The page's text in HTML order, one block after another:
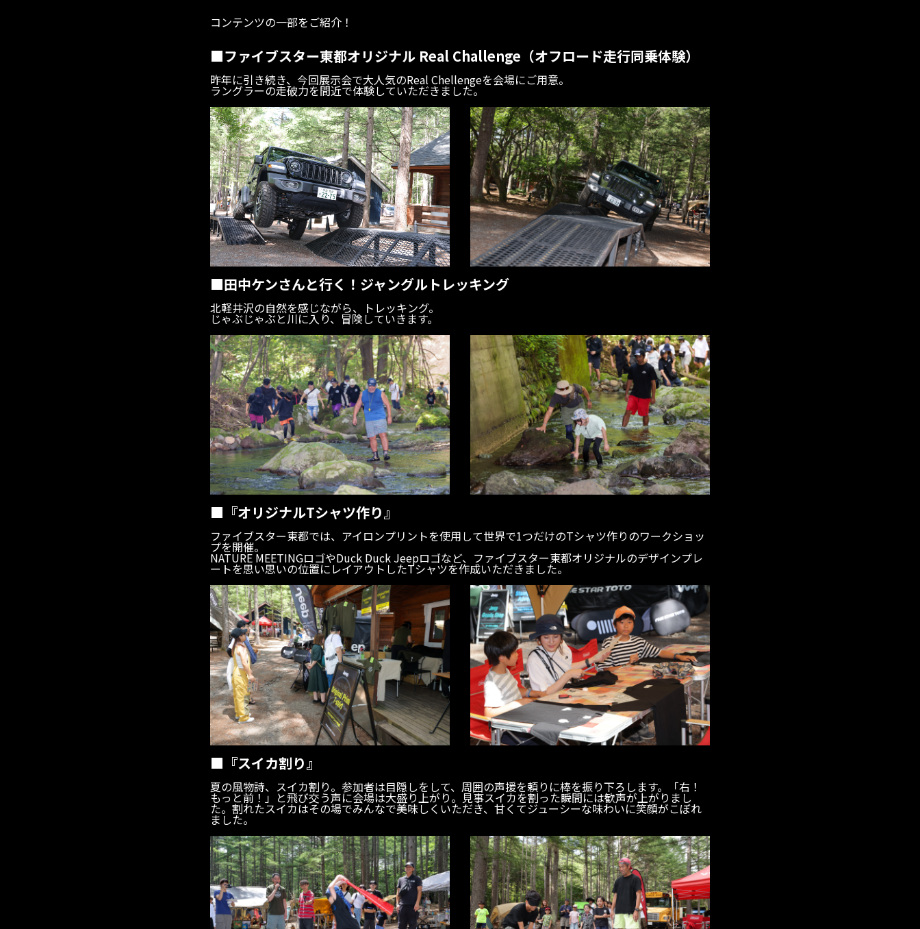
コンテンツの一部をご紹介！
■ファイブスター東都オリジナル Real Challenge（オフロード走行同乗体験）
昨年に引き続き、今回展示会で大人気のReal Chellengeを会場にご用意。
ラングラーの走破力を間近で体験していただきました。
■田中ケンさんと行く！ジャングルトレッキング
北軽井沢の自然を感じながら、トレッキング。
じゃぶじゃぶと川に入り、冒険していきます。
■『オリジナルTシャツ作り』
ファイブスター東都では、アイロンプリントを使用して世界で1つだけのTシャツ作りのワークショッ
プを開催。
NATURE MEETINGロゴやDuck Duck Jeepロゴなど、ファイブスター東都オリジナルのデザインプレ
ートを思い思いの位置にレイアウトしたTシャツを作成いただきました。
■『スイカ割り』
夏の風物詩、スイカ割り。参加者は目隠しをして、周囲の声援を頼りに棒を振り下ろします。「右！
もっと前！」と飛び交う声に会場は大盛り上がり。見事スイカを割った瞬間には歓声が上がりまし
た。割れたスイカはその場でみんなで美味しくいただき、甘くてジューシーな味わいに笑顔がこぼれ
ました。